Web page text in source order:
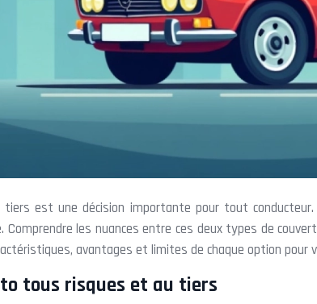
est une décision importante pour tout
les nuances entre ces deux types de
avantages et limites de chaque option pour
tous risques et au tiers